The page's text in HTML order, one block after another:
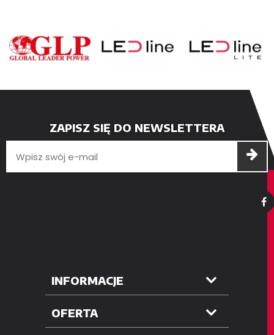
ZAPISZ SIĘ DO NEWSLETTERA
INFORMACJE
OFERTA